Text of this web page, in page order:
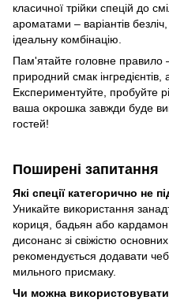
класичної трійки спецій до
ароматами – варіантів
ідеальну комбінацію.
Пам'ятайте головне правило
природний смак
Експериментуйте, пробуйте
ваша окрошка завжди буде
гостей!
Поширені запитання
Які спеції категорично не
Уникайте використання
кориця, бадьян або
дисонанс зі свіжістю
рекомендується додавати
мильного присмаку.
Чи можна